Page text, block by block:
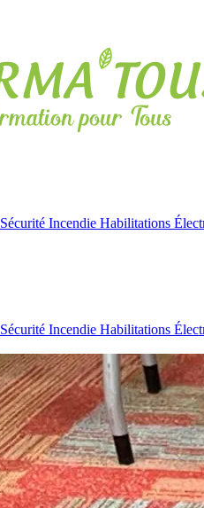
Sécurité Incendie Habilitations
Sécurité Incendie Habilitations